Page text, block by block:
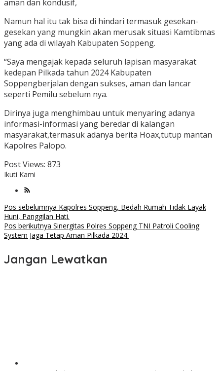
aman dan kondusif,
Namun hal itu tak bisa di hindari termasuk gesekan-
gesekan yang mungkin akan merusak situasi Kamtibmas
yang ada di wilayah Kabupaten Soppeng.
“Saya mengajak kepada seluruh lapisan masyarakat
kedepan Pilkada tahun 2024 Kabupaten
Soppengberjalan dengan sukses, aman dan lancar
seperti Pemilu sebelum nya.
Dirinya juga menghimbau untuk menyaring adanya
informasi-informasi yang beredar di kalangan
masyarakat,termasuk adanya berita Hoax,tutup mantan
Kapolres Palopo.
Post Views: 873
Ikuti Kami
Navigasi
pos
Pos sebelumnya Kapolres Soppeng, Bedah Rumah Tidak Layak
Huni, Panggilan Hati.
Pos berikutnya Sinergitas Polres Soppeng TNI Patroli Cooling
System Jaga Tetap Aman Pilkada 2024.
Jangan Lewatkan